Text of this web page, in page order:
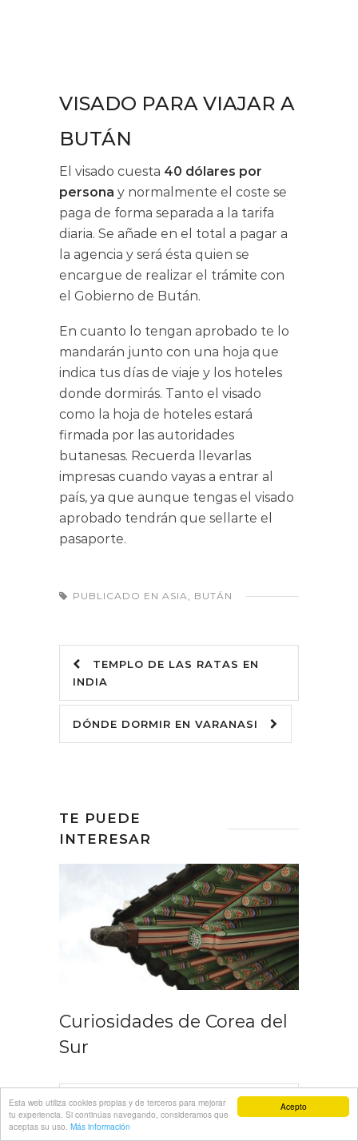
Acepto
Esta web utiliza cookies propias y de terceros para mejorar
tu experiencia. Si continúas navegando, consideramos que
aceptas su uso. Más información
VISADO PARA VIAJAR A
BUTÁN
El visado cuesta 40 dólares por
persona y normalmente el coste se
paga de forma separada a la tarifa
diaria. Se añade en el total a pagar a
la agencia y será ésta quien se
encargue de realizar el trámite con
el Gobierno de Bután.
En cuanto lo tengan aprobado te lo
mandarán junto con una hoja que
indica tus días de viaje y los hoteles
donde dormirás. Tanto el visado
como la hoja de hoteles estará
firmada por las autoridades
butanesas. Recuerda llevarlas
impresas cuando vayas a entrar al
país, ya que aunque tengas el visado
aprobado tendrán que sellarte el
pasaporte.
PUBLICADO EN ASIA, BUTÁN
TEMPLO DE LAS RATAS EN
INDIA
DÓNDE DORMIR EN VARANASI
TE PUEDE
INTERESAR
Curiosidades de Corea del
Sur
SIGUE LEYENDO